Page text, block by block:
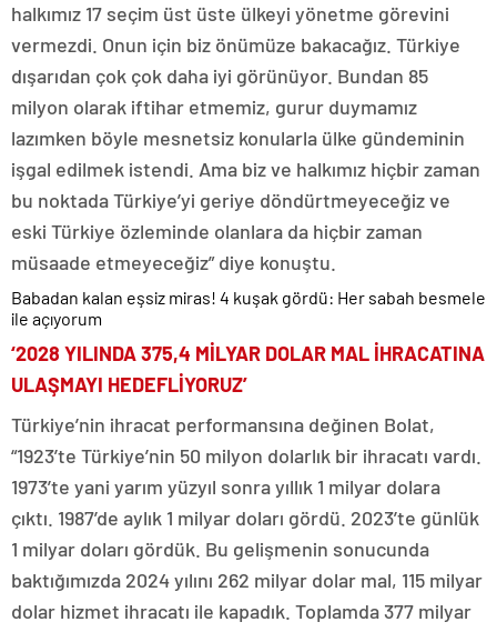
halkımız 17 seçim üst üste ülkeyi yönetme görevini
vermezdi. Onun için biz önümüze bakacağız. Türkiye
dışarıdan çok çok daha iyi görünüyor. Bundan 85
milyon olarak iftihar etmemiz, gurur duymamız
lazımken böyle mesnetsiz konularla ülke gündeminin
işgal edilmek istendi. Ama biz ve halkımız hiçbir zaman
bu noktada Türkiye’yi geriye döndürtmeyeceğiz ve
eski Türkiye özleminde olanlara da hiçbir zaman
müsaade etmeyeceğiz” diye konuştu.
Babadan kalan eşsiz miras! 4 kuşak gördü: Her sabah besmele
ile açıyorum
‘2028 YILINDA 375,4 MİLYAR DOLAR MAL İHRACATINA
ULAŞMAYI HEDEFLİYORUZ’
Türkiye’nin ihracat performansına değinen Bolat,
“1923’te Türkiye’nin 50 milyon dolarlık bir ihracatı vardı.
1973’te yani yarım yüzyıl sonra yıllık 1 milyar dolara
çıktı. 1987’de aylık 1 milyar doları gördü. 2023’te günlük
1 milyar doları gördük. Bu gelişmenin sonucunda
baktığımızda 2024 yılını 262 milyar dolar mal, 115 milyar
dolar hizmet ihracatı ile kapadık. Toplamda 377 milyar